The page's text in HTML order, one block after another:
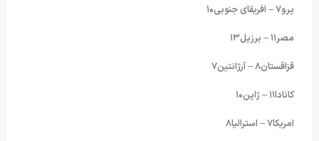
پرو۷ – افریقای جنوبی۱۰
مصر۱۱ – برزیل۱۳
قزاقستان۸ – آرژانتین۷
کانادا۱۱ – ژاپن۱۰
امریکا۷ – استرالیا۸